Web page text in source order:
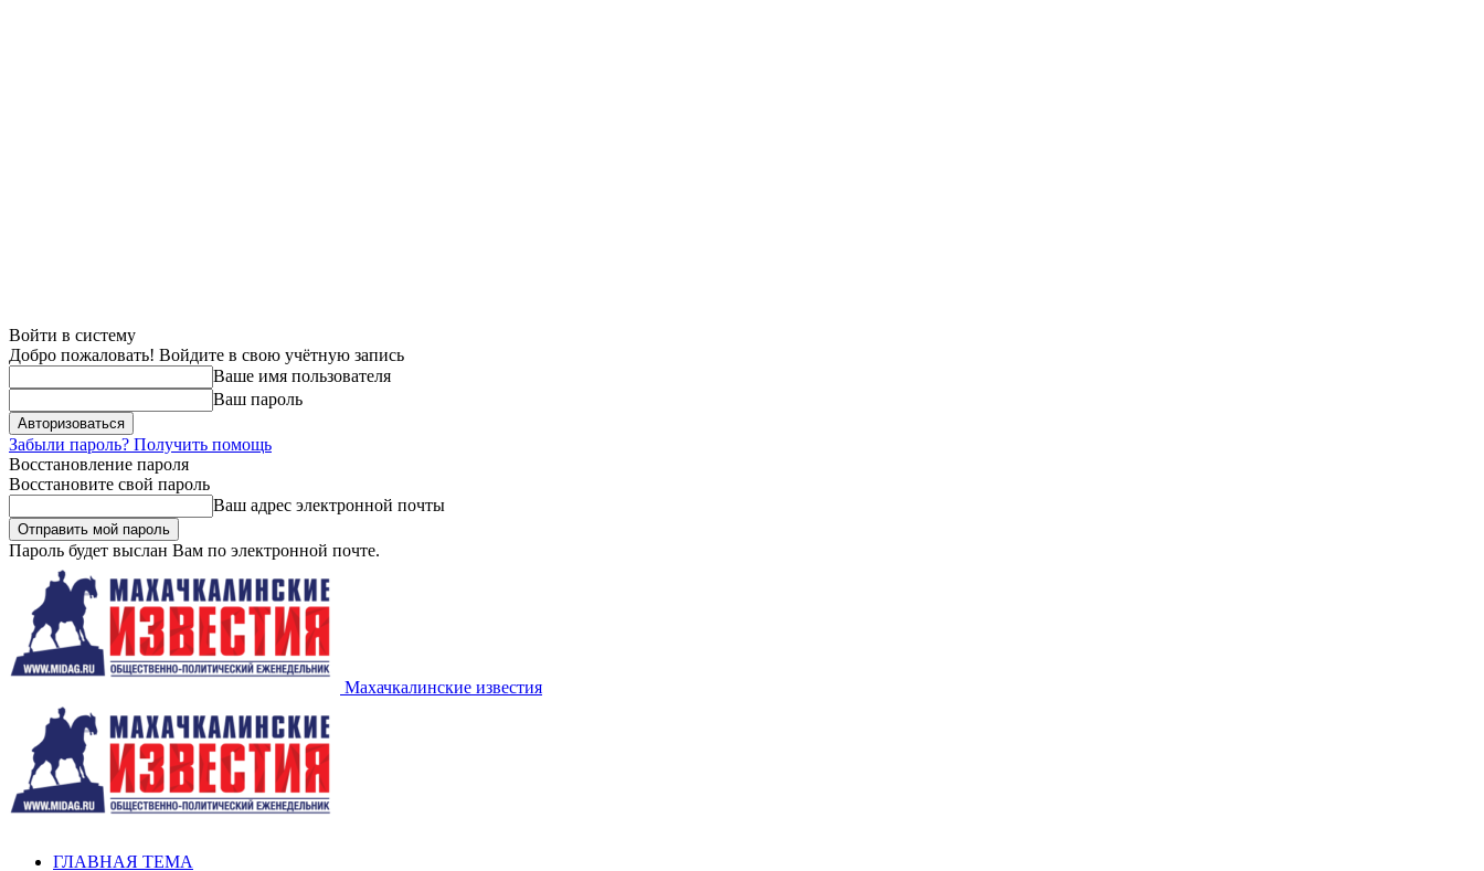
Войти в систему
Добро пожаловать! Войдите в свою учётную запись
Ваше имя пользователя
Ваш пароль
Забыли пароль? Получить помощь
Восстановление пароля
Восстановите свой пароль
Ваш адрес электронной почты
Пароль будет выслан Вам по электронной почте.
Махачкалинские известия
ГЛАВНАЯ ТЕМА